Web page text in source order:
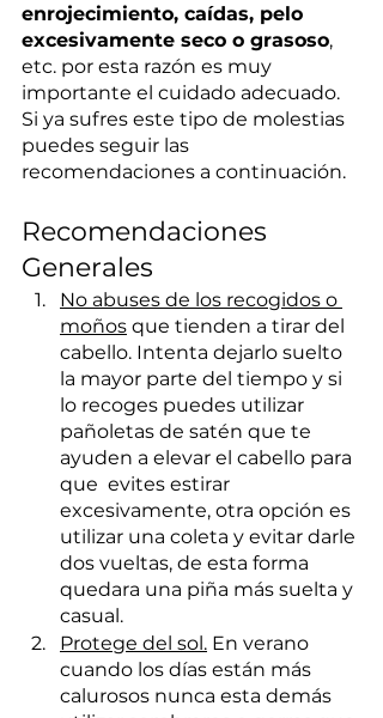
enrojecimiento, caídas, pelo
excesivamente seco o grasoso,
etc. por esta razón es muy
importante el cuidado adecuado.
Si ya sufres este tipo de molestias
puedes seguir las
recomendaciones a continuación.
Recomendaciones
Generales
No abuses de los recogidos o
moños que tienden a tirar del
cabello. Intenta dejarlo suelto
la mayor parte del tiempo y si
lo recoges puedes utilizar
pañoletas de satén que te
ayuden a elevar el cabello para
que  evites estirar
excesivamente, otra opción es
utilizar una coleta y evitar darle
dos vueltas, de esta forma
quedara una piña más suelta y
casual.
Protege del sol. En verano
cuando los días están más
calurosos nunca esta demás